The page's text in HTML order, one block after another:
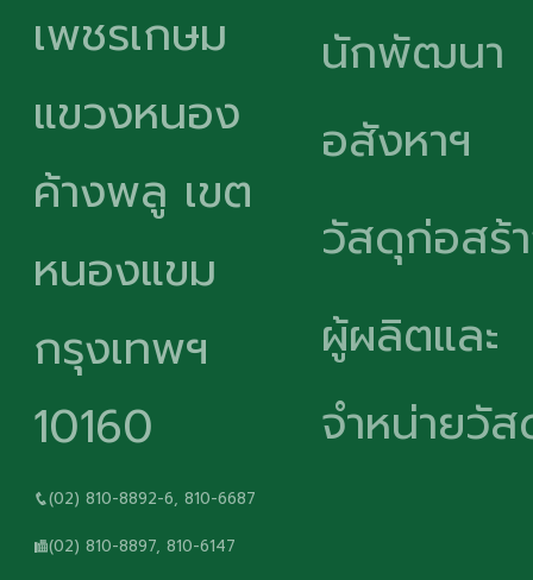
เพชรเกษม
แขวงหนอง
ค้างพลู เขต
หนองแขม
กรุงเทพฯ
10160
(02) 810-8892-6, 810-6687
(02) 810-8897, 810-6147
นักพัฒนา
อสังหาฯ
วัสดุก่อสร้
ผู้ผลิตและ
จำหน่ายวั